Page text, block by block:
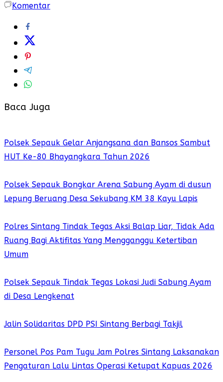
Komentar
Baca Juga
Polsek Sepauk Gelar Anjangsana dan Bansos Sambut
HUT Ke-80 Bhayangkara Tahun 2026
Polsek Sepauk Bongkar Arena Sabung Ayam di dusun
Lepung Beruang Desa Sekubang KM 38 Kayu Lapis
Polres Sintang Tindak Tegas Aksi Balap Liar, Tidak Ada
Ruang Bagi Aktifitas Yang Mengganggu Ketertiban
Umum
Polsek Sepauk Tindak Tegas Lokasi Judi Sabung Ayam
di Desa Lengkenat
Jalin Solidaritas DPD PSI Sintang Berbagi Takjil
Personel Pos Pam Tugu Jam Polres Sintang Laksanakan
Pengaturan Lalu Lintas Operasi Ketupat Kapuas 2026